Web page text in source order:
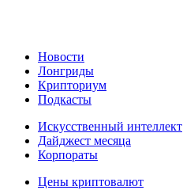
Новости
Лонгриды
Крипториум
Подкасты
Искусственный интеллект
Дайджест месяца
Корпораты
Цены криптовалют